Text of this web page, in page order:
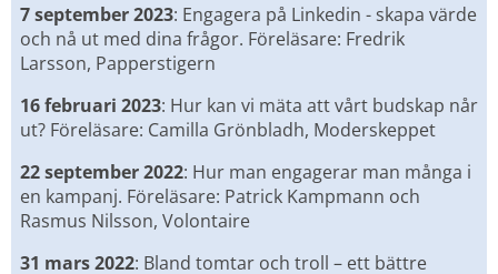
7 september 2023: Engagera på Linkedin - skapa värde
och nå ut med dina frågor. Föreläsare: Fredrik
Larsson, Papperstigern
16 februari 2023: Hur kan vi mäta att vårt budskap når
ut? Föreläsare: Camilla Grönbladh, Moderskeppet
22 september 2022: Hur man engagerar man många i
en kampanj. Föreläsare: Patrick Kampmann och
Rasmus Nilsson, Volontaire
31 mars 2022: Bland tomtar och troll – ett bättre